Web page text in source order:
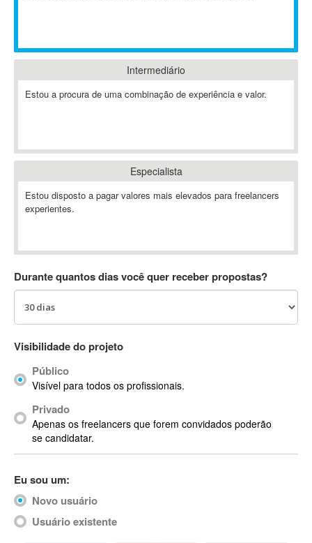
ABAP
Abaqus
ABBYY FineReader
Ableton
Ableton Push
Abstract
AC3
ACID Pro
ACPI
Acrobat
Acrobat X
Acronis
ACT
Actimize
ActionScript
ActionScript 3
Intermediário
Estou a procura de uma combinação de experiência e valor.
Especialista
Estou disposto a pagar valores mais elevados para freelancers
experientes.
Durante quantos dias você quer receber propostas?
Visibilidade do projeto
Público
Visível para todos os profissionais.
Privado
Apenas os freelancers que forem convidados poderão
se candidatar.
Eu sou um:
Novo usuário
Usuário existente